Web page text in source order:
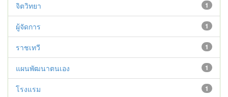
1
จิตวิทยา
1
ผู้จัดการ
1
ราชเทวี
1
แผนพัฒนาตนเอง
1
โรงแรม